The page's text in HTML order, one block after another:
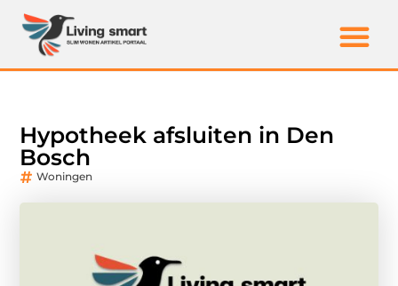
Hypotheek afsluiten in Den
Bosch
Woningen